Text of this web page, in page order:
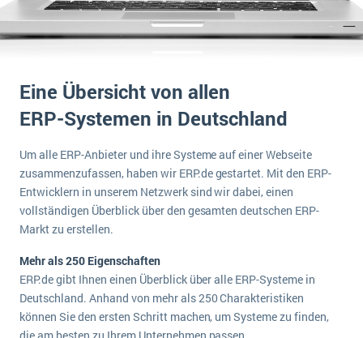
Logistik
Produktion
Services
Textil und Mode
Versorgung
wichtigsten Punkte, die es zu beachten gilt
ERP-Software für Abfallentsorger
Digitale Arbeitsaufträge in Ihrem ERP- oder FSM-System: clever und effizient
MEHR ÜBER ERP-SOFTWARE
ERP News
SAP übernimmt Reltio für eine bessere
Datenintegration
Eine Übersicht von allen
ERP-Systemen in Deutschland
Um alle ERP-Anbieter und ihre Systeme auf einer Webseite
zusammenzufassen, haben wir ERP.de gestartet. Mit den ERP-
Entwicklern in unserem Netzwerk sind wir dabei, einen
vollständigen Überblick über den gesamten deutschen ERP-
Markt zu erstellen.
Mehr als 250 Eigenschaften
ERP.de gibt Ihnen einen Überblick über alle ERP-Systeme in
Deutschland. Anhand von mehr als 250 Charakteristiken
können Sie den ersten Schritt machen, um Systeme zu finden,